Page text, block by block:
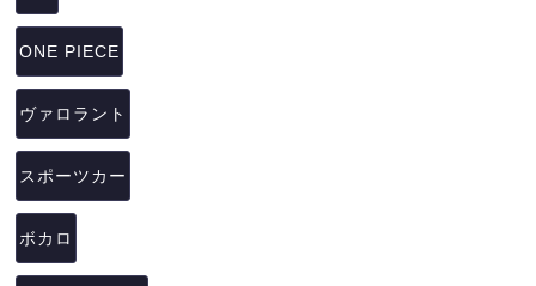
ONE PIECE
ヴァロラント
スポーツカー
ボカロ